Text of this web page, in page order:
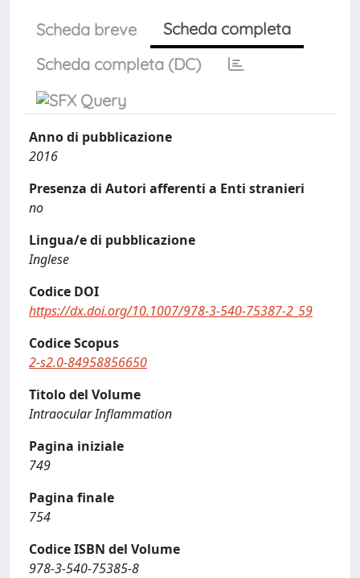
Scheda breve
Scheda completa
Scheda completa (DC)
Anno di pubblicazione
2016
Presenza di Autori afferenti a Enti stranieri
no
Lingua/e di pubblicazione
Inglese
Codice DOI
https://dx.doi.org/10.1007/978-3-540-75387-2_59
Codice Scopus
2-s2.0-84958856650
Titolo del Volume
Intraocular Inflammation
Pagina iniziale
749
Pagina finale
754
Codice ISBN del Volume
978-3-540-75385-8